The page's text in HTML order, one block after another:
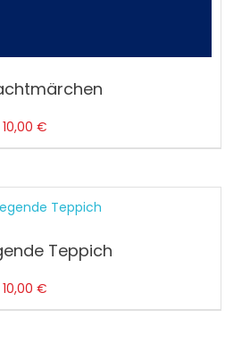
10,00 €
Teppich
10,00 €